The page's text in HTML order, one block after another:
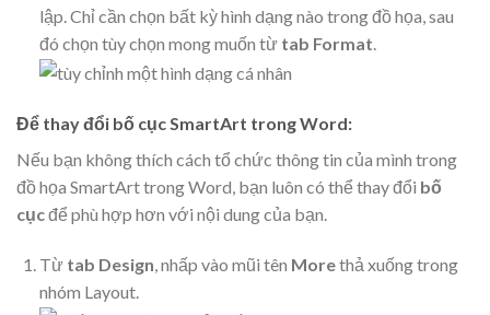
lập. Chỉ cần chọn bất kỳ hình dạng nào trong đồ họa, sau
đó chọn tùy chọn mong muốn từ tab Format.
Để thay đổi bố cục SmartArt trong Word:
Nếu bạn không thích cách tổ chức thông tin của mình trong
đồ họa SmartArt trong Word, bạn luôn có thể thay đổi bố
cụcđể phù hợp hơn với nội dung của bạn.
Từ tab Design, nhấp vào mũi tên Morethả xuống trong
nhóm Layout.